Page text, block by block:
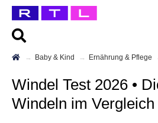
Baby & Kind Ernährung & Pflege
Windel Test 2026 • Die 7 besten
Windeln im Vergleich